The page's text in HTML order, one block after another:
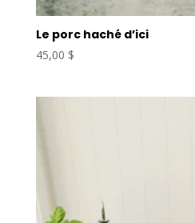
Le porc haché d’ici
45,00 $